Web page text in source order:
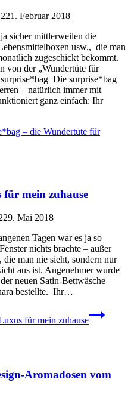
21. Februar 2018
sicher mittlerweilen die
usw., die man
zugeschickt bekommt.
von der „Wundertüte für
Die surprise*bag
– natürlich immer mit
ganz einfach: Ihr
– die Wundertüte für
mein zuhause
29. Mai 2018
Tagen war es ja so
nichts brachte – außer
man nie sieht, sondern nur
aus ist. Angenehmer wurde
neuen Satin-Bettwäsche
bestellte. Ihr…
für mein zuhause
Aromadosen vom